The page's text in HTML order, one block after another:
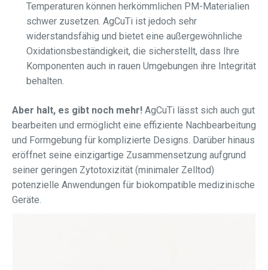
Temperaturen können herkömmlichen PM-Materialien
schwer zusetzen. AgCuTi ist jedoch sehr
widerstandsfähig und bietet eine außergewöhnliche
Oxidationsbeständigkeit, die sicherstellt, dass Ihre
Komponenten auch in rauen Umgebungen ihre Integrität
behalten.
Aber halt, es gibt noch mehr! AgCuTi lässt sich auch gut
bearbeiten und ermöglicht eine effiziente Nachbearbeitung
und Formgebung für komplizierte Designs. Darüber hinaus
eröffnet seine einzigartige Zusammensetzung aufgrund
seiner geringen Zytotoxizität (minimaler Zelltod)
potenzielle Anwendungen für biokompatible medizinische
Geräte.